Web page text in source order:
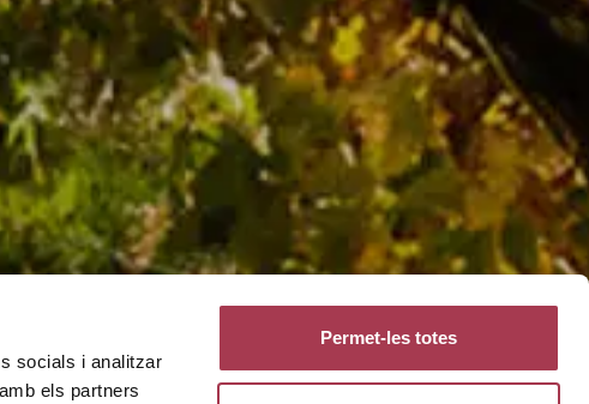
socials i analitzar
els partners
Permet-les totes